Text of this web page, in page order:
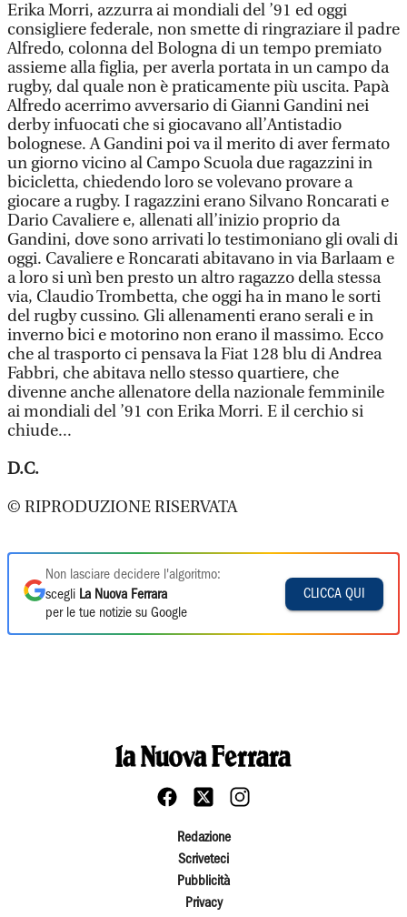
Erika Morri, azzurra ai mondiali del ’91 ed oggi
consigliere federale, non smette di ringraziare il padre
Alfredo, colonna del Bologna di un tempo premiato
assieme alla figlia, per averla portata in un campo da
rugby, dal quale non è praticamente più uscita. Papà
Alfredo acerrimo avversario di Gianni Gandini nei
derby infuocati che si giocavano all’Antistadio
bolognese. A Gandini poi va il merito di aver fermato
un giorno vicino al Campo Scuola due ragazzini in
bicicletta, chiedendo loro se volevano provare a
giocare a rugby. I ragazzini erano Silvano Roncarati e
Dario Cavaliere e, allenati all’inizio proprio da
Gandini, dove sono arrivati lo testimoniano gli ovali di
oggi. Cavaliere e Roncarati abitavano in via Barlaam e
a loro si unì ben presto un altro ragazzo della stessa
via, Claudio Trombetta, che oggi ha in mano le sorti
del rugby cussino. Gli allenamenti erano serali e in
inverno bici e motorino non erano il massimo. Ecco
che al trasporto ci pensava la Fiat 128 blu di Andrea
Fabbri, che abitava nello stesso quartiere, che
divenne anche allenatore della nazionale femminile
ai mondiali del ’91 con Erika Morri. E il cerchio si
chiude...
D.C.
© RIPRODUZIONE RISERVATA
Non lasciare decidere l'algoritmo:
scegli La Nuova Ferrara
per le tue notizie su Google
CLICCA QUI
Redazione
Scriveteci
Pubblicità
Privacy